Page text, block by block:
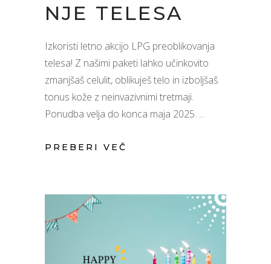
NJE TELESA
Izkoristi letno akcijo LPG preoblikovanja
telesa! Z našimi paketi lahko učinkovito
zmanjšaš celulit, oblikuješ telo in izboljšaš
tonus kože z neinvazivnimi tretmaji.
Ponudba velja do konca maja 2025.
PREBERI VEČ